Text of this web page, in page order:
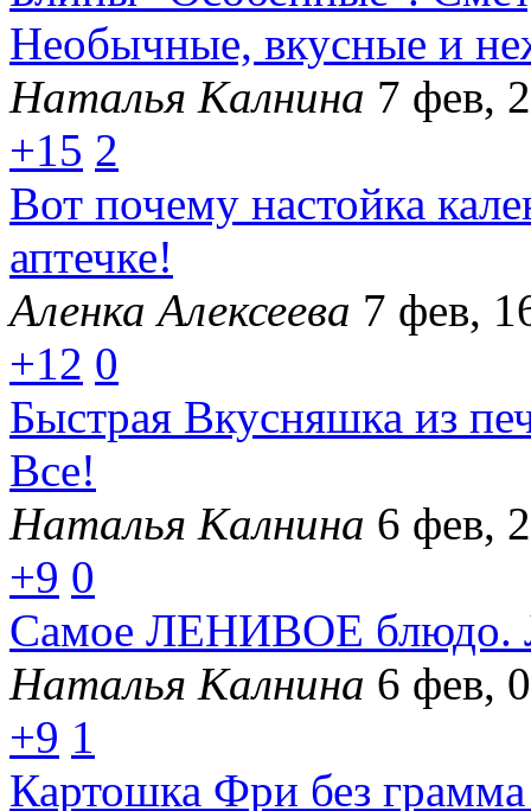
Необычные, вкусные и
Наталья Калнина 7 фев,
+15 2
Вот почему настойка
аптечке!
Аленка Алексеева 7 фев,
+12 0
Быстрая Вкусняшка из
Все!
Наталья Калнина 6 фев,
+9 0
Самое ЛЕНИВОЕ блюдо.
Наталья Калнина 6 фев,
+9 1
Картошка Фри без